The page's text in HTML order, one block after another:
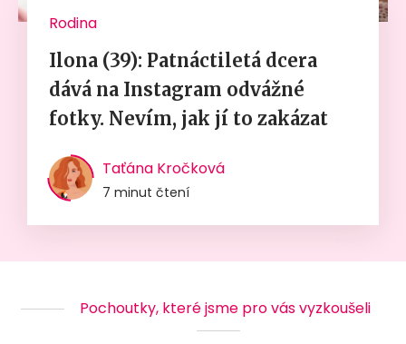
Rodina
Ilona (39): Patnáctiletá dcera
dává na Instagram odvážné
fotky. Nevím, jak jí to zakázat
Taťána Kročková
7 minut čtení
Pochoutky, které jsme pro vás vyzkoušeli